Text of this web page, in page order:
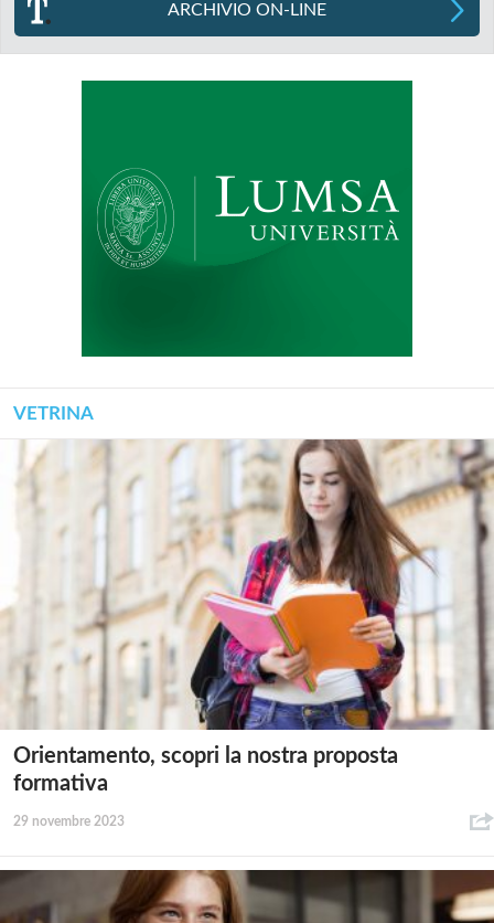
ARCHIVIO ON-LINE
VETRINA
Orientamento, scopri la nostra proposta
formativa
29 novembre 2023